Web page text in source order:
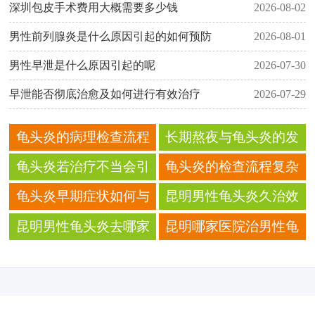
深圳包皮手术费用大概需要多少钱 2026-08-02
男性前列腺炎是什么原因引起的如何预防 2026-08-01
男性早泄是什么原因引起的呢 2026-07-30
早泄能否彻底治愈及如何进行有效治疗 2026-07-29
龟头炎的病理检查流程
及意义 哪些患者需要做
病理检查
长期熬夜与龟头炎的发
病风险有关吗 科学解读
龟头炎若治疗不当会引
发哪些严重后果 后果超
乎想象
龟头炎的检查流程复杂
吗 详细步骤介绍
龟头炎早期症状如何与
其他炎症区分？
昆明男性龟头炎久治效
果差 去哪里看诊能提升
昆明男性龟头炎去哪家
昆明哪家医院治男性龟